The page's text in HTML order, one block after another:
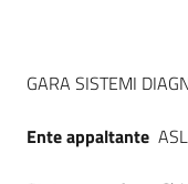
Dati del bando
GARA SISTEMI
Ente appaltante